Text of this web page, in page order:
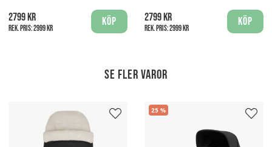
2799 kr
Rek. pris:2999 kr
Köp
2799 kr
Rek. pris:2999 kr
Köp
Se fler varor
25